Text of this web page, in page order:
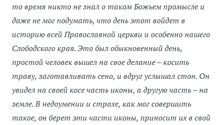
то время никто не знал о таком Божьем промысле и
даже не мог подумать, что день этот войдет в
историю всей Православной церкви и особенно нашего
Слободского края. Это был обыкновенный день,
простой человек вышел на свое делание – косить
траву, заготавливать сено, и вдруг услышал стон. Он
увидел на своей косе часть иконы, а другую часть – на
земле. В недоумении и страхе, как мог совершить
такое, он берет эти части иконы, приносит их в свой